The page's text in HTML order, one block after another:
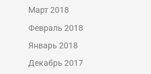
Март 2018
Февраль 2018
Январь 2018
Декабрь 2017